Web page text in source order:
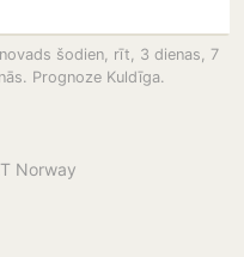
šodien, rīt, 3 dienas, 7
Prognoze Kuldīga.
Norway